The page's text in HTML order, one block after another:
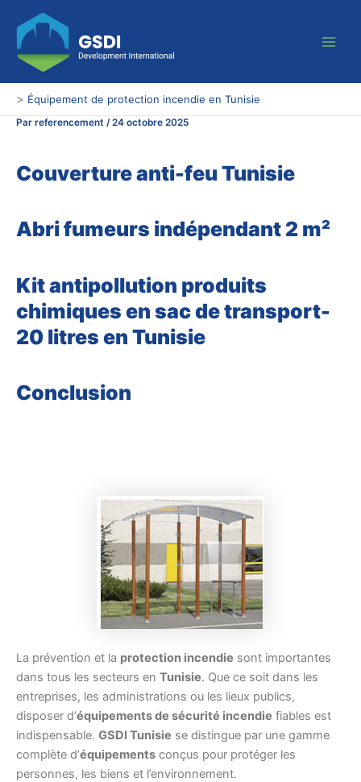
contenu
> Équipement de protection incendie en Tunisie
Par referencement /24 octobre 2025
Couverture anti-feu Tunisie
Abri fumeurs indépendant 2 m²
Kit antipollution produits
chimiques en sac de transport-
20 litres en Tunisie
Conclusion
La prévention et la protection incendie sont importantes
dans tous les secteurs en Tunisie. Que ce soit dans les
entreprises, les administrations ou les lieux publics,
disposer d’équipements de sécurité incendie fiables est
indispensable. GSDI Tunisie se distingue par une gamme
complète d’équipements conçus pour protéger les
personnes, les biens et l’environnement.